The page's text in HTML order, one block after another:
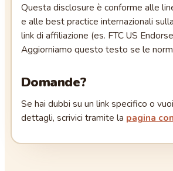
Questa disclosure è conforme alle
e alle best practice internazionali
link di affiliazione (es. FTC US
Aggiorniamo questo testo se le
Domande?
Se hai dubbi su un link specifico o
dettagli, scrivici tramite la pagina